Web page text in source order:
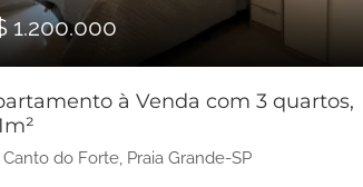
1.200.000
à Venda com 3 quartos,
Canto do Forte, Praia Grande-SP